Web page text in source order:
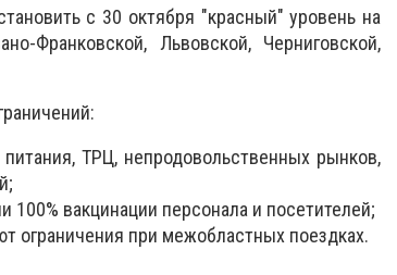
с 30 октября "красный" уровень на
Франковской, Львовской, Черниговской,
ТРЦ, непродовольственных рынков,
100% вакцинации персонала и посетителей;
ограничения при межобластных поездках.